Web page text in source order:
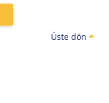
Üste dön